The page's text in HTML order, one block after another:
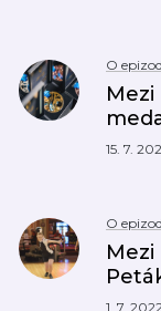
O
Mezi
15. 7.
O
1. 7. 2022